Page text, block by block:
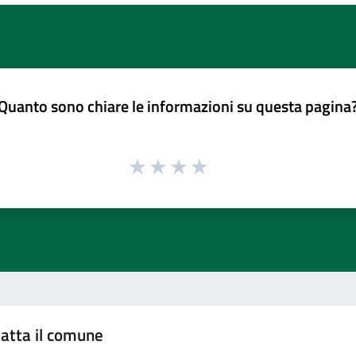
sono chiare le informazioni su questa
il comune